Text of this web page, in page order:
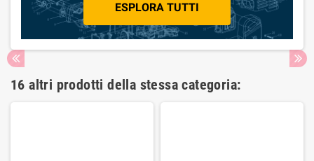
ESPLORA TUTTI
16 altri prodotti della stessa categoria: